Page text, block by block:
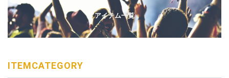
アイテム一覧
ITEMCATEGORY